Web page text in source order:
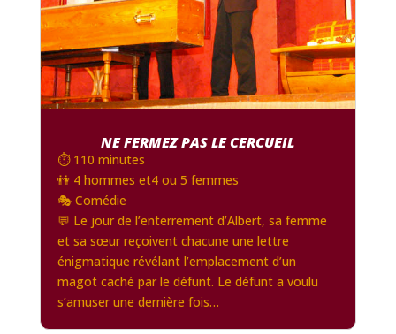
NE FERMEZ PAS LE CERCUEIL
⏱️ 110 minutes
👫 4 hommes et4 ou 5 femmes
🎭 Comédie
💬 Le jour de l’enterrement d’Albert, sa femme
et sa sœur reçoivent chacune une lettre
énigmatique révélant l’emplacement d’un
magot caché par le défunt. Le défunt a voulu
s’amuser une dernière fois…